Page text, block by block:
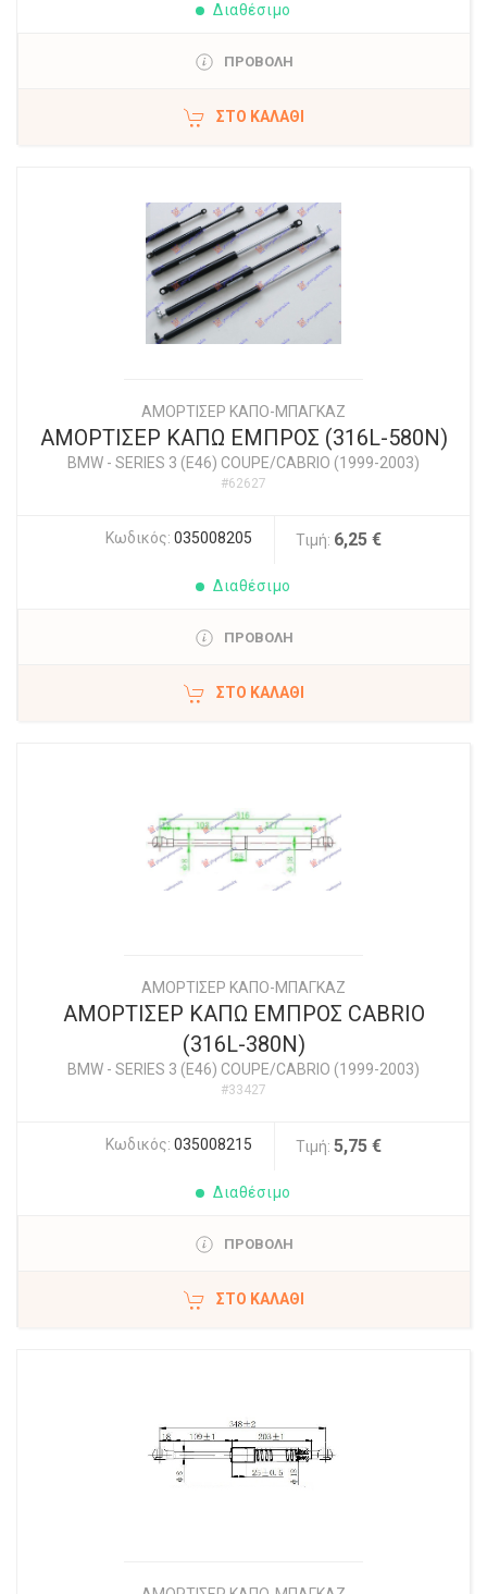
Διαθέσιμο
ΠΡΟΒΟΛΗ
ΣΤΟ ΚΑΛΆΘΙ
ΑΜΟΡΤΙΣΕΡ ΚΑΠΟ-ΜΠΑΓΚΑΖ
ΑΜΟΡΤΙΣΕΡ ΚΑΠΩ ΕΜΠΡΟΣ (316L-580N)
BMW - SERIES 3 (E46) COUPE/CABRIO (1999-2003)
#62627
Κωδικός: 035008205 Τιμή: 6,25 €
Διαθέσιμο
ΠΡΟΒΟΛΗ
ΣΤΟ ΚΑΛΆΘΙ
ΑΜΟΡΤΙΣΕΡ ΚΑΠΟ-ΜΠΑΓΚΑΖ
ΑΜΟΡΤΙΣΕΡ ΚΑΠΩ ΕΜΠΡΟΣ CABRIO
(316L-380N)
BMW - SERIES 3 (E46) COUPE/CABRIO (1999-2003)
#33427
Κωδικός: 035008215 Τιμή: 5,75 €
Διαθέσιμο
ΠΡΟΒΟΛΗ
ΣΤΟ ΚΑΛΆΘΙ